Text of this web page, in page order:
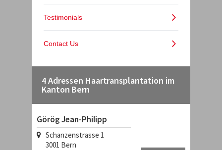
4 Adressen Haartransplantation im
Kanton Bern
Görög Jean-Philipp
Schanzenstrasse 1
3001 Bern